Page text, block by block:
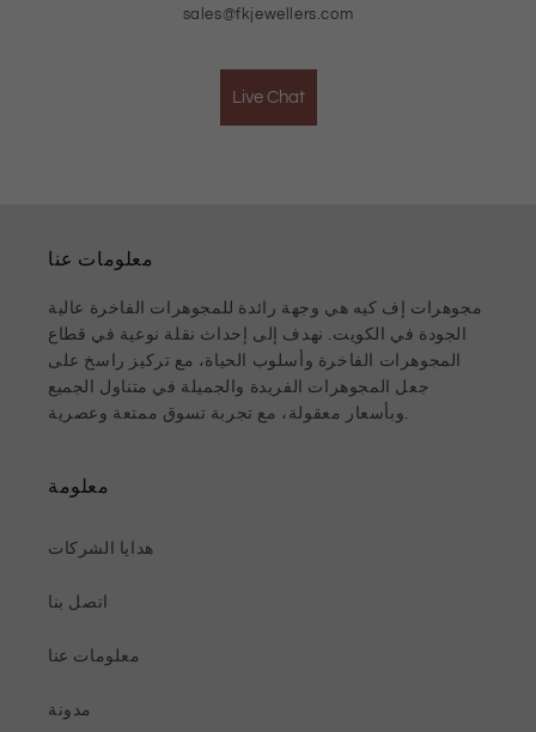
sales@fkjewellers.com
Live Chat
معلومات عنا
مجوهرات إف كيه هي وجهة رائدة للمجوهرات الفاخرة عالية
الجودة في الكويت. نهدف إلى إحداث نقلة نوعية في قطاع
المجوهرات الفاخرة وأسلوب الحياة، مع تركيز راسخ على
جعل المجوهرات الفريدة والجميلة في متناول الجميع
وبأسعار معقولة، مع تجربة تسوق ممتعة وعصرية.
معلومة
هدايا الشركات
اتصل بنا
معلومات عنا
مدونة